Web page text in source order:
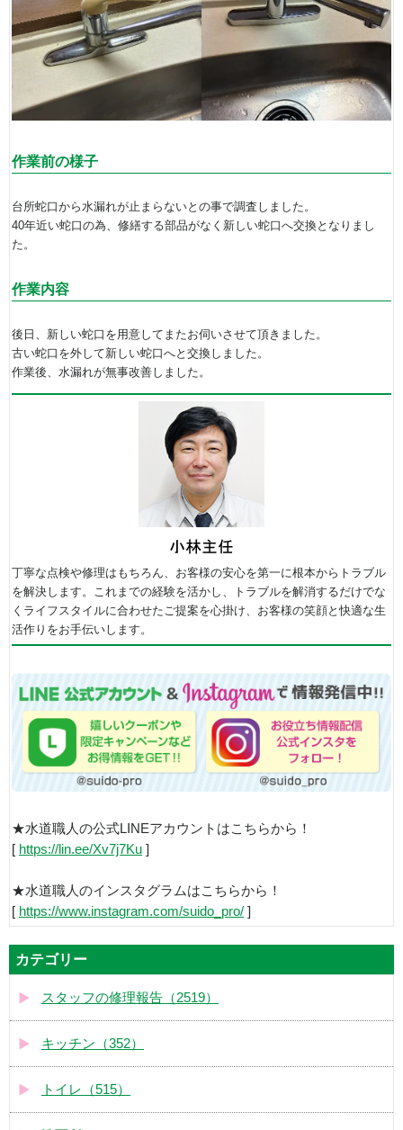
作業前の様子
台所蛇口から水漏れが止まらないとの事で調査しました。
40年近い蛇口の為、修繕する部品がなく新しい蛇口へ交換となりまし
た。
作業内容
後日、新しい蛇口を用意してまたお伺いさせて頂きました。
古い蛇口を外して新しい蛇口へと交換しました。
作業後、水漏れが無事改善しました。
丁寧な点検や修理はもちろん、お客様の安心を第一に根本からトラブル
を解決します。これまでの経験を活かし、トラブルを解消するだけでな
くライフスタイルに合わせたご提案を心掛け、お客様の笑顔と快適な生
活作りをお手伝いします。
★水道職人の公式LINEアカウントはこちらから！
[ https://lin.ee/Xv7j7Ku ]
★水道職人のインスタグラムはこちらから！
[ https://www.instagram.com/suido_pro/ ]
カテゴリー
スタッフの修理報告（2519）
キッチン（352）
トイレ（515）